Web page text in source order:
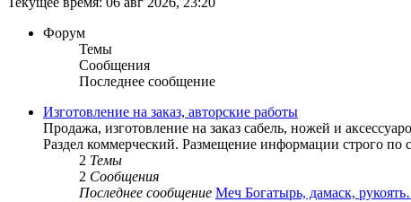
Форум
Темы
Сообщения
Последнее сообщение
Изготовление на заказ, авторские работы
Продажа, изготовление на заказ сабель, ножей и
Раздел коммерческий. Размещение информации строго по
2 Темы
2 Сообщения
Последнее сообщение Меч Богатырь, дамаск,